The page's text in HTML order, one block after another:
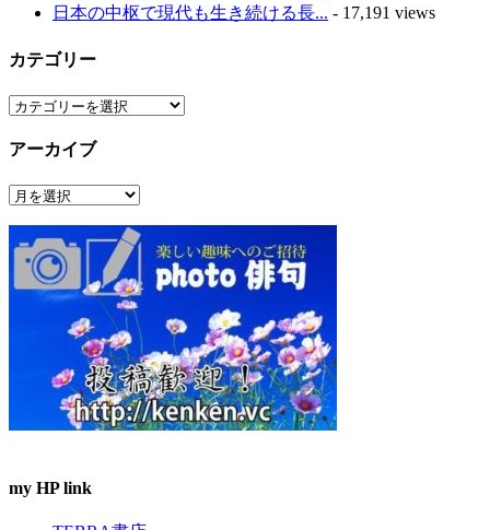
日本の中枢で現代も生き続ける長... - 17,191 views
カテゴリー
カ
ゴ
ー
アーカイブ
ア
カ
イ
ブ
my HP link